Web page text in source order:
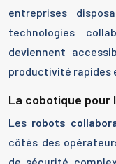
entreprises
technologies
deviennent
productivité rapides
La cobotique pour
Les robots
côtés des